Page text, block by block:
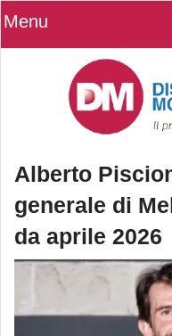
Menu
Alberto
generale di
da aprile 2026